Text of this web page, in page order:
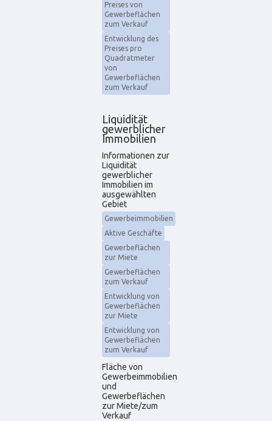
Preises von
Gewerbeflächen
zum Verkauf
Entwicklung des
Preises pro
Quadratmeter
von
Gewerbeflächen
zum Verkauf
Liquidität
gewerblicher
Immobilien
Informationen zur
Liquidität
gewerblicher
Immobilien im
ausgewählten
Gebiet
Gewerbeimmobilien
Aktive Geschäfte
Gewerbeflächen
zur Miete
Gewerbeflächen
zum Verkauf
Entwicklung von
Gewerbeflächen
zur Miete
Entwicklung von
Gewerbeflächen
zum Verkauf
Fläche von
Gewerbeimmobilien
und
Gewerbeflächen
zur Miete/zum
Verkauf